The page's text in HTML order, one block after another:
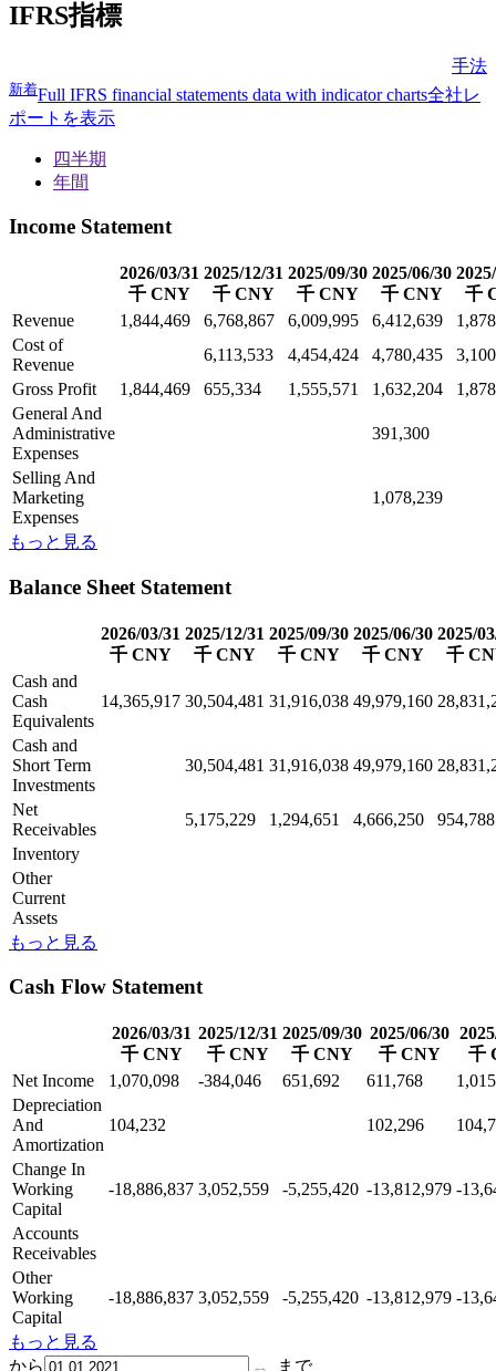
IFRS指標
手法
新着Full IFRS financial statements data with indicator charts全社レ
ポートを表示
四半期
年間
Income Statement
2026/03/31
千 CNY
2025/12/31
千 CNY
2025/09/30
千 CNY
2025/06/30
千 CNY
千
Revenue
1,844,469 6,768,867 6,009,995 6,412,639
Cost of
Revenue
6,113,533 4,454,424 4,780,435
3,100
Gross Profit
1,844,469 655,334 1,555,571 1,632,204
General And
Administrative
Expenses
391,300
Selling And
Marketing
Expenses
1,078,239
もっと見る
Balance Sheet Statement
2026/03/31
千 CNY
2025/12/31
千 CNY
2025/09/30
千 CNY
2025/06/30
千 CNY
2025/
千
Cash and
Cash
Equivalents
14,365,917 30,504,481 31,916,038 49,979,160
Cash and
Short Term
Investments
30,504,481 31,916,038 49,979,160
Net
Receivables
5,175,229 1,294,651 4,666,250
954,788
Inventory
Other
Current
Assets
もっと見る
Cash Flow Statement
2026/03/31
千 CNY
2025/12/31
千 CNY
2025/09/30
千 CNY
2025/06/30
千 CNY
千
Net Income
1,070,098 -384,046 651,692 611,768
Depreciation
And
Amortization
104,232 102,296
Change In
Working
Capital
-18,886,837 3,052,559 -5,255,420 -13,812,979 -
Accounts
Receivables
Other
Working
Capital
-18,886,837 3,052,559 -5,255,420 -13,812,979 -
もっと見る
から
まで